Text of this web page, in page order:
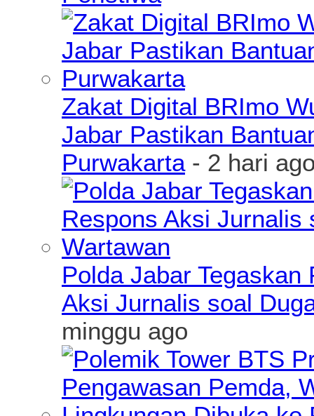
Zakat Digital BRImo
Jabar Pastikan
Purwakarta- 2 hari
Polda Jabar
Aksi Jurnalis soal
minggu ago